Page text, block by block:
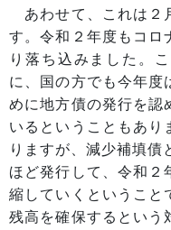
あわせて、これは２
す。令和２年度もコロ
り落ち込みました。
に、国の方でも今年度
めに地方債の発行を認
いるということもあり
りますが、減少補填債
ほど発行して、令和２
縮していくということ
残高を確保するという